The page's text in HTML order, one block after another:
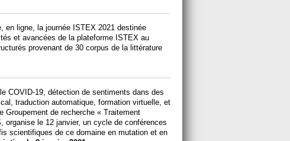
en ligne, la journée ISTEX 2021 destinée
et avancées de la plateforme ISTEX au
provenant de 30 corpus de la littérature
COVID-19, détection de sentiments dans des
traduction automatique, formation virtuelle, et
de recherche « Traitement
organise le 12 janvier, un cycle de conférences
scientifiques de ce domaine en mutation et en